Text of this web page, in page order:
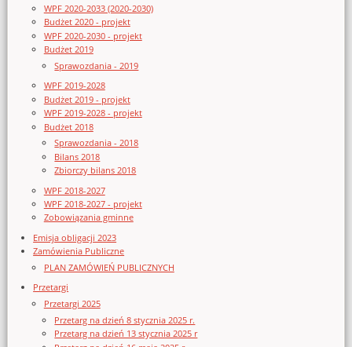
WPF 2020-2033 (2020-2030)
Budżet 2020 - projekt
WPF 2020-2030 - projekt
Budżet 2019
Sprawozdania - 2019
WPF 2019-2028
Budżet 2019 - projekt
WPF 2019-2028 - projekt
Budżet 2018
Sprawozdania - 2018
Bilans 2018
Zbiorczy bilans 2018
WPF 2018-2027
WPF 2018-2027 - projekt
Zobowiązania gminne
Emisja obligacji 2023
Zamówienia Publiczne
PLAN ZAMÓWIEŃ PUBLICZNYCH
Przetargi
Przetargi 2025
Przetarg na dzień 8 stycznia 2025 r.
Przetarg na dzień 13 stycznia 2025 r